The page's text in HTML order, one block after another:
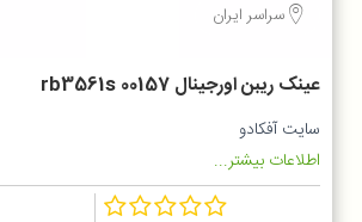
سراسر ایران
عینک ریبن اورجینال rb3561s 00157
سایت آفکادو
اطلاعات بیشتر...